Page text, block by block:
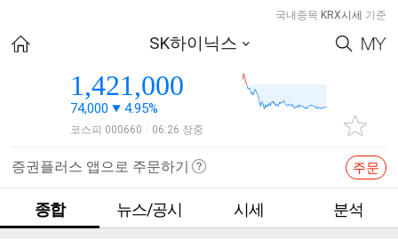
국내종목 KRX시세 기준
SK하이닉스
1,421,000
74,000 4.95%
코스피 000660 06:26 장중
증권플러스 앱으로 주문하기 주문
종합 뉴스/공시 시세 분석